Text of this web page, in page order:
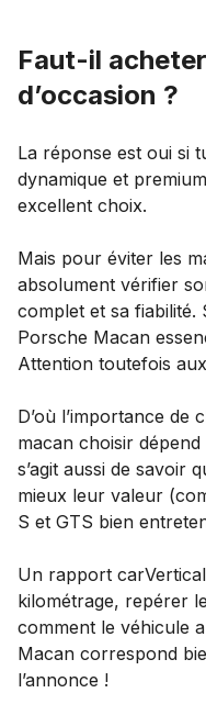
Faut-il
d’occasion ?
La réponse est oui si
dynamique et
excellent choix.
Mais pour éviter les
absolument vérifier
complet et sa fiabilité.
Porsche Macan
Attention toutefois
D’où l’importance de
macan choisir
s’agit aussi de savoir
mieux leur valeur
S et GTS bien
Un rapport
kilométrage, repérer
comment le véhicule
Macan correspond
l’annonce !